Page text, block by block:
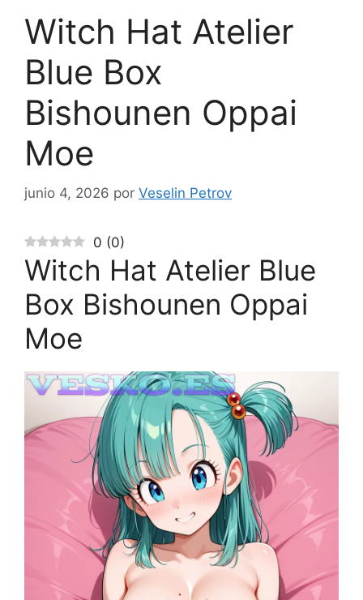
Witch Hat Atelier
Blue Box
Bishounen Oppai
Moe
junio 4, 2026 por Veselin Petrov
0 (0)
Witch Hat Atelier Blue
Box Bishounen Oppai
Moe